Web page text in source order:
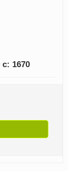
c: 1670